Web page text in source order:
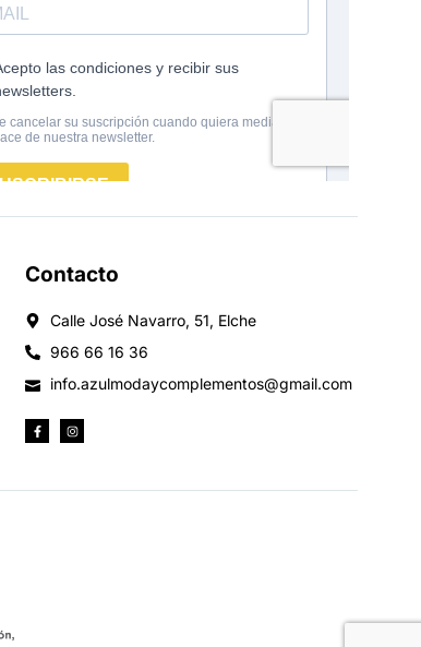
Contacto
Calle José Navarro, 51, Elche
966 66 16 36
info.azulmodaycomplementos@gmail.com